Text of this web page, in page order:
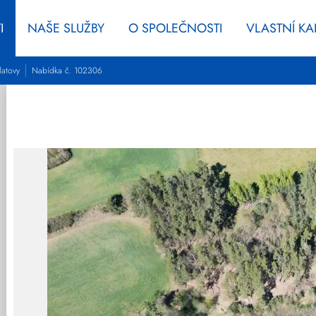
NAŠE SLUŽBY O SPOLEČNOSTI VLASTNÍ
Nabídka č. 102306